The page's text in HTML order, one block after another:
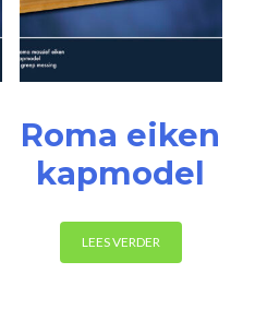
Roma eiken
kapmodel
LEES VERDER